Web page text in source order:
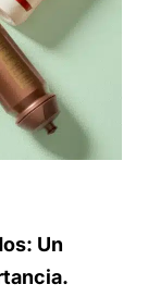
Un